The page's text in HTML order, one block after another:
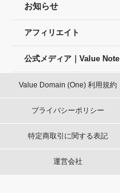
Value Domain (One) 利用規約
プライバシーポリシー
特定商取引に関する表記
運営会社
お知らせ
アフィリエイト
公式メディア｜Value Note